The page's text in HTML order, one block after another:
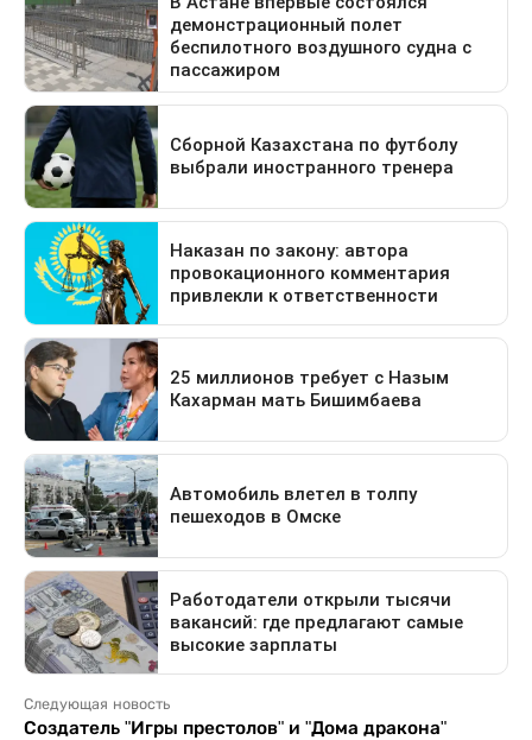
Следующая новость
Создатель "Игры престолов" и "Дома дракона"